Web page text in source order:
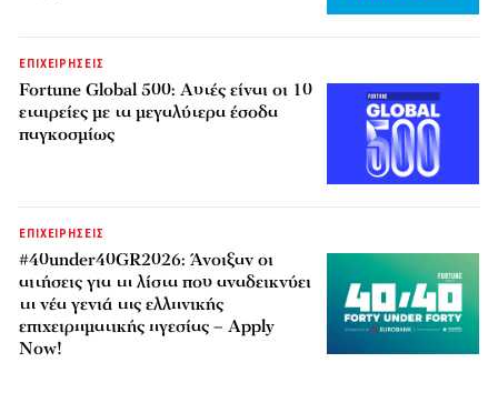
ΕΠΙΧΕΙΡΗΣΕΙΣ
Fortune Global 500: Αυτές είναι οι 10
εταιρείες με τα μεγαλύτερα έσοδα
παγκοσμίως
ΕΠΙΧΕΙΡΗΣΕΙΣ
#40under40GR2026: Άνοιξαν οι
αιτήσεις για τη λίστα που αναδεικνύει
τη νέα γενιά της ελληνικής
επιχειρηματικής ηγεσίας – Apply
Now!